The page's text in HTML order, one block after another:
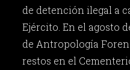
de detención ilegal a
Ejército. En el agosto
de Antropología
restos en el